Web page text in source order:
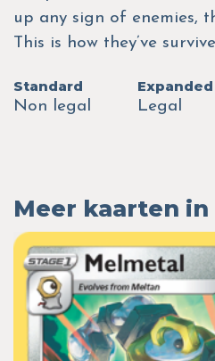
up any sign of enemies,
This is how they’ve
Standard
Non legal
Expanded
Legal
Meer kaarten in